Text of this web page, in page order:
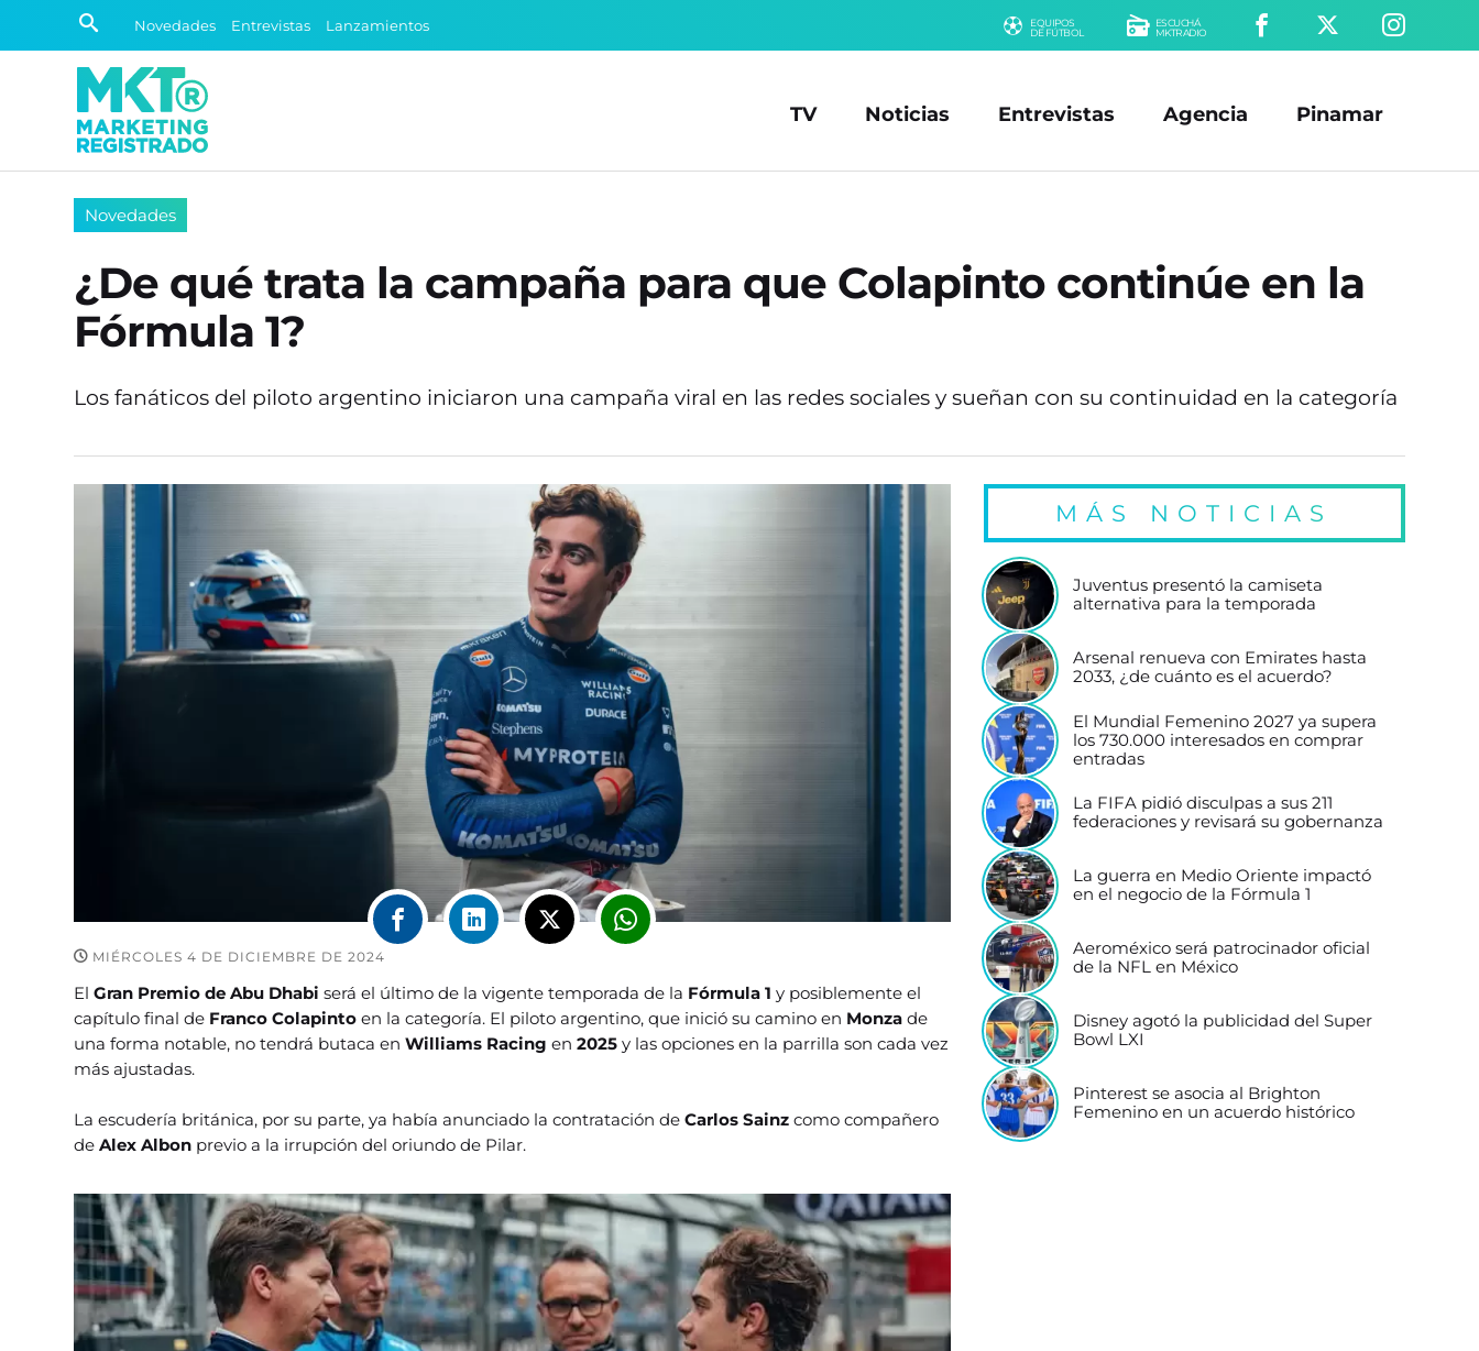
Novedades Entrevistas Lanzamientos
EQUIPOS
DE FÚTBOL
ESCUCHÁ
MKTRADIO
TV Noticias Entrevistas Agencia Pinamar
Novedades
¿De qué trata la campaña para que Colapinto continúe en la
Fórmula 1?
Los fanáticos del piloto argentino iniciaron una campaña viral en las redes sociales y sueñan con su continuidad en la categoría
MIÉRCOLES 4 DE DICIEMBRE DE 2024
ElGran Premio de Abu Dhabi será el último de la vigente temporada de la Fórmula 1 y posiblemente el
capítulo final de Franco Colapinto en la categoría. El piloto argentino, que inició su camino en Monza de
una forma notable, no tendrá butaca enWilliams Racing en2025 y las opciones en la parrilla son cada vez
más ajustadas.
La escudería británica, por su parte, ya había anunciado la contratación deCarlos Sainz como compañero
deAlex Albon previo a la irrupción del oriundo de Pilar.
MÁS NOTICIAS
Juventus presentó la camiseta
alternativa para la temporada
Arsenal renueva con Emirates hasta
2033, ¿de cuánto es el acuerdo?
El Mundial Femenino 2027 ya supera
los 730.000 interesados en comprar
entradas
La FIFA pidió disculpas a sus 211
federaciones y revisará su gobernanza
La guerra en Medio Oriente impactó
en el negocio de la Fórmula 1
Aeroméxico será patrocinador oficial
de la NFL en México
Disney agotó la publicidad del Super
Bowl LXI
Pinterest se asocia al Brighton
Femenino en un acuerdo histórico